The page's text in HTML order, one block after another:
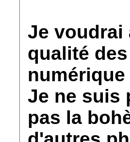
Je voudrai
qualité
Je ne suis
pas la